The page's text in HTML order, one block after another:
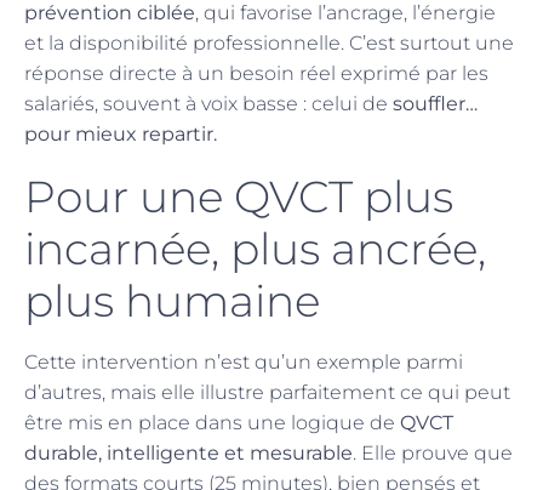
prévention ciblée, qui favorise l’ancrage, l’énergie
et la disponibilité professionnelle. C’est surtout une
réponse directe à un besoin réel exprimé par les
salariés, souvent à voix basse : celui de souffler…
pour mieux repartir.
Pour une QVCT plus
incarnée, plus ancrée,
plus humaine
Cette intervention n’est qu’un exemple parmi
d’autres, mais elle illustre parfaitement ce qui peut
être mis en place dans une logique de QVCT
durable, intelligente et mesurable. Elle prouve que
des formats courts (25 minutes), bien pensés et